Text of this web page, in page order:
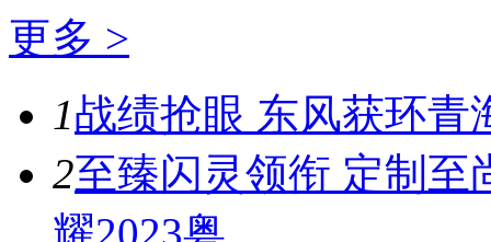
更多 >
1战绩抢眼 东风获环青
2至臻闪灵领衔 定制至
耀2023粤